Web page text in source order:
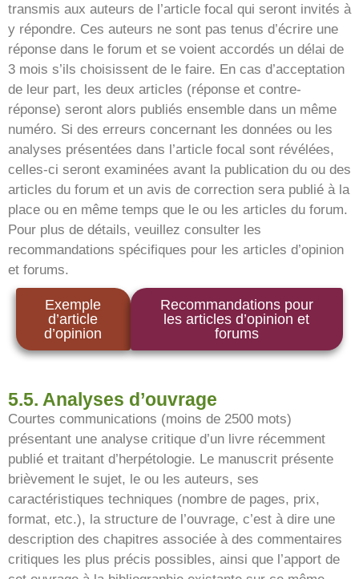
transmis aux auteurs de l’article focal qui seront invités à
y répondre. Ces auteurs ne sont pas tenus d’écrire une
réponse dans le forum et se voient accordés un délai de
3 mois s’ils choisissent de le faire. En cas d’acceptation
de leur part, les deux articles (réponse et contre-
réponse) seront alors publiés ensemble dans un même
numéro. Si des erreurs concernant les données ou les
analyses présentées dans l’article focal sont révélées,
celles-ci seront examinées avant la publication du ou des
articles du forum et un avis de correction sera publié à la
place ou en même temps que le ou les articles du forum.
Pour plus de détails, veuillez consulter les
recommandations spécifiques pour les articles d’opinion
et forums.
Exemple
d’article
d’opinion
Recommandations pour
les articles d’opinion et
forums
5.5. Analyses d’ouvrage
Courtes communications (moins de 2500 mots)
présentant une analyse critique d’un livre récemment
publié et traitant d’herpétologie. Le manuscrit présente
brièvement le sujet, le ou les auteurs, ses
caractéristiques techniques (nombre de pages, prix,
format, etc.), la structure de l’ouvrage, c’est à dire une
description des chapitres associée à des commentaires
critiques les plus précis possibles, ainsi que l’apport de